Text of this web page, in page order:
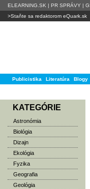
ELEARNING.SK | PR SPRÁVY |
>Staňte sa redaktorom eQuark.sk
Publicistika Literatúra Blogy
KATEGÓRIE
Astronómia
Biológia
Dizajn
Ekológia
Fyzika
Geografia
Geológia